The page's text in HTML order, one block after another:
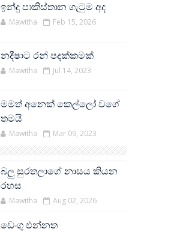
ඉන්දු පාකිස්තාන ගැටුම අද
Mawitha Feb 15, 2026
නදීෂාට රන් පදක්කමක්
Mawitha Jul 14, 2023
මමත් අනෙක් කෙල්ලෝ වගේ
තමයි
Mawitha Mar 09, 2023
බලු සුරතලාගේ නාසය කියන
රහස
Mawitha Aug 02, 2026
ඩෙංගු එන්නත